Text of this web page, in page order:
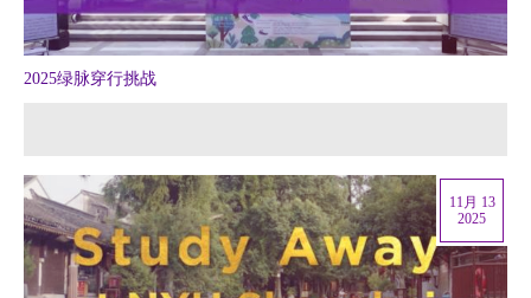
2025绿脉穿行挑战
11月 13
2025